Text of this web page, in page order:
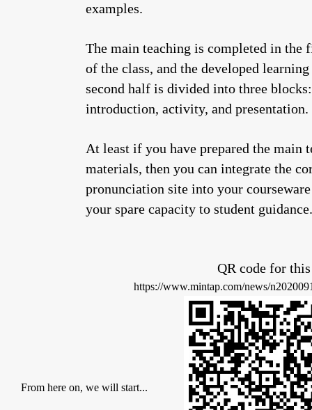
examples.
The main teaching is completed in the
of the class, and the developed
second half is divided into three blocks:
introduction, activity, and presentation.
At least if you have prepared the main
materials, then you can integrate the
pronunciation site into your courseware
your spare capacity to student guidance.
QR code for
https://www.mintap.com/news/
From here on, we will start...